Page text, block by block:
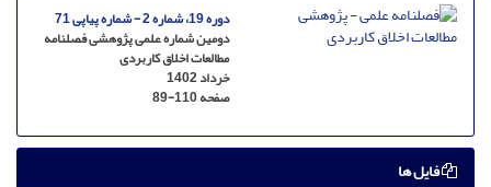
دوره 19، شماره 2 - شماره پیاپی 71
دومین شماره علمی پژوهشی فصلنامه
مطالعات اخلاق کاربردی
خرداد 1402
صفحه89-110
فایل ها